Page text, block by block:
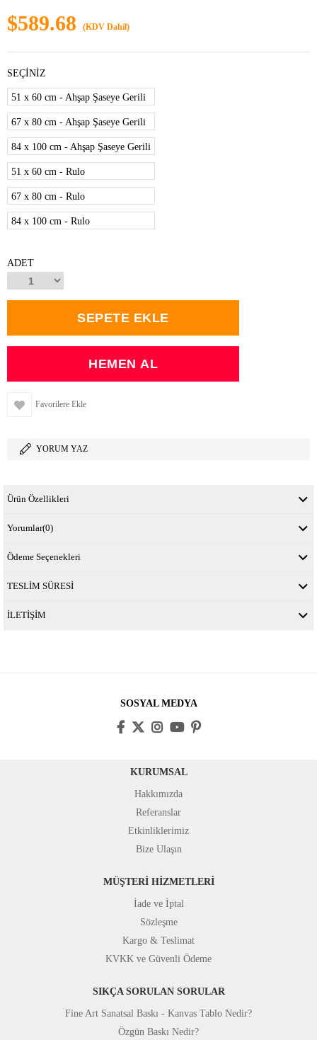
$589.68 (KDV Dahil)
SEÇİNİZ
51 x 60 cm - Ahşap Şaseye Gerili
67 x 80 cm - Ahşap Şaseye Gerili
84 x 100 cm - Ahşap Şaseye Gerili
51 x 60 cm - Rulo
67 x 80 cm - Rulo
84 x 100 cm - Rulo
ADET
Favorilere Ekle
YORUM YAZ
Ürün Özellikleri
Yorumlar(0)
Ödeme Seçenekleri
TESLİM SÜRESİ
İLETİŞİM
SOSYAL MEDYA
KURUMSAL
Hakkımızda
Referanslar
Etkinliklerimiz
Bize Ulaşın
MÜŞTERİ HİZMETLERİ
İade ve İptal
Sözleşme
Kargo & Teslimat
KVKK ve Güvenli Ödeme
SIKÇA SORULAN SORULAR
Fine Art Sanatsal Baskı - Kanvas Tablo Nedir?
Özgün Baskı Nedir?